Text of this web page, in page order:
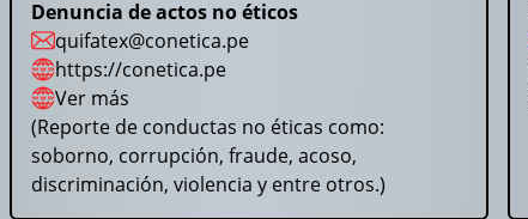
Denuncia de actos no éticos
quifatex@conetica.pe
https://conetica.pe
Ver más
(Reporte de conductas no éticas como:
soborno, corrupción, fraude, acoso,
discriminación, violencia y entre otros.)